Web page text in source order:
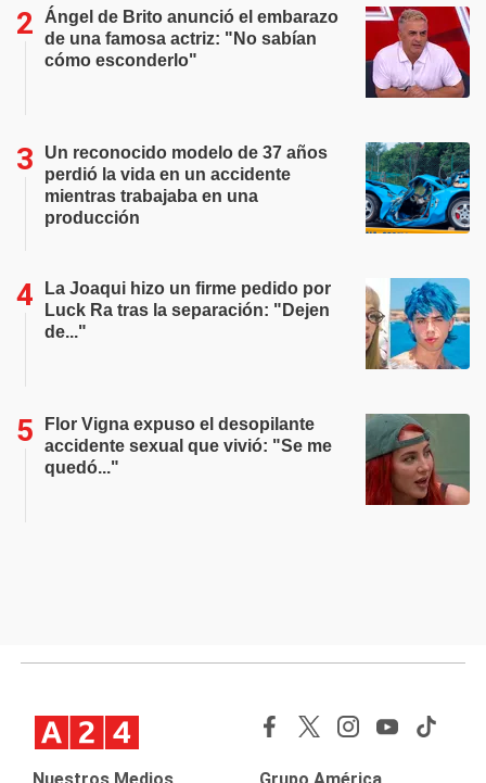
Ángel de Brito anunció el embarazo
de una famosa actriz: "No sabían
cómo esconderlo"
Un reconocido modelo de 37 años
perdió la vida en un accidente
mientras trabajaba en una
producción
La Joaqui hizo un firme pedido por
Luck Ra tras la separación: "Dejen
de..."
Flor Vigna expuso el desopilante
accidente sexual que vivió: "Se me
quedó..."